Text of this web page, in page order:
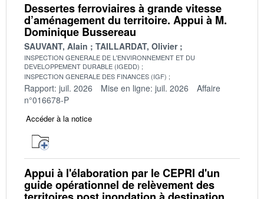
Dessertes ferroviaires à grande vitesse
d’aménagement du territoire. Appui à M.
Dominique Bussereau
SAUVANT, Alain TAILLARDAT, Olivier
INSPECTION GENERALE DE L'ENVIRONNEMENT ET DU
DEVELOPPEMENT DURABLE (IGEDD)
INSPECTION GENERALE DES FINANCES (IGF)
Rapport: juil. 2026 Mise en ligne: juil. 2026
Affaire
n°016678-P
Accéder à la notice
Appui à l'élaboration par le CEPRI d'un
guide opérationnel de relèvement des